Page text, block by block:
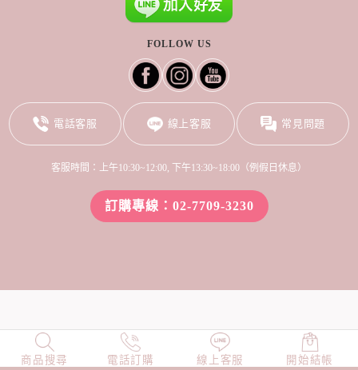
商品搜尋 電話訂購 線上客服 開始結帳
NEW 店長精選 TOP100 小編穿搭
FOLLOW US
電話客服 線上客服 常見問題
客服時間：上午10:30~12:00, 下午13:30~18:00（例假日休息）
訂購專線：02-7709-3230